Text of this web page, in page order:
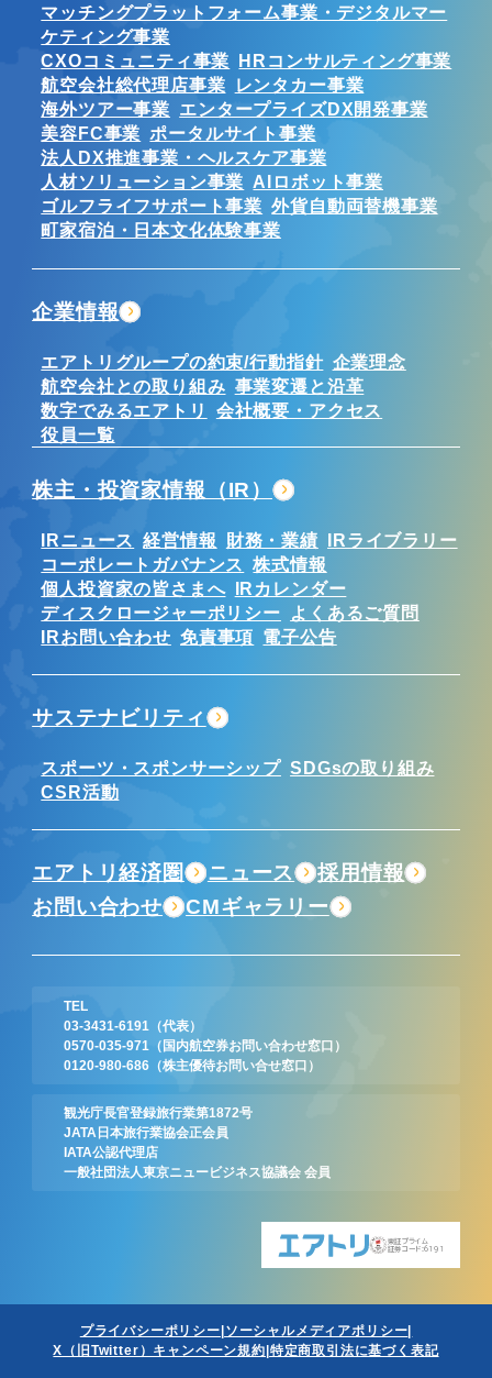
TEL
03-3431-6191
（代表）
0570-035-971
（国内航空券お問い合わせ窓口）
0120-980-686 （株主優待お問い合せ窓口）
観光庁長官登録旅行業第1872号
JATA日本旅行業協会正会員
IATA公認代理店
一般社団法人東京ニュービジネス協議会 会員
東証プライム
証券コード:6191
マッチングプラットフォーム事業・デジタルマー
ケティング事業
CXOコミュニティ事業 HRコンサルティング事業
航空会社総代理店事業
レンタカー事業
海外ツアー事業 エンタープライズDX開発事業
美容FC事業 ポータルサイト事業
法人DX推進事業・ヘルスケア事業
人材ソリューション事業 AIロボット事業
ゴルフライフサポート事業 外貨自動両替機事業
町家宿泊・日本文化体験事業
企業情報
エアトリグループの約束/行動指針 企業理念
航空会社との取り組み 事業変遷と沿革
数字でみるエアトリ
会社概要・アクセス
役員一覧
株主・投資家情報（IR）
IRニュース 経営情報 財務・業績 IRライブラリー
コーポレートガバナンス
株式情報
個人投資家の皆さまへ IRカレンダー
ディスクロージャーポリシー
よくあるご質問
IRお問い合わせ 免責事項 電子公告
サステナビリティ
スポーツ・スポンサーシップ SDGsの取り組み
CSR活動
エアトリ経済圏 ニュース
採用情報
お問い合わせ
CMギャラリー
プライバシーポリシー ソーシャルメディアポリシー
X（旧Twitter）キャンペーン規約 特定商取引法に基づく表記